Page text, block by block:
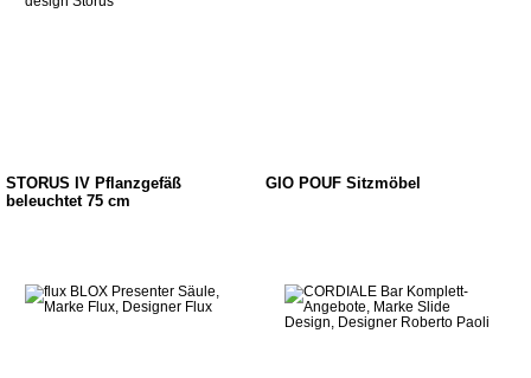
STORUS IV Pflanzgefäß
beleuchtet 75 cm
GIO POUF Sitzmöbel